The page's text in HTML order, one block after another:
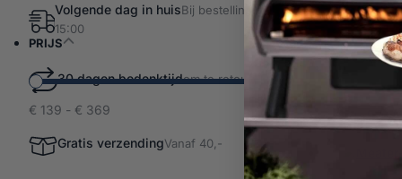
Volgende dag in huisBij bestellingen voor
15:00
30 dagen bedenktijdom te retourneren
Gratis verzendingVanaf 40,-
Filter resultaten
PRIJS
€ 139 - € 369